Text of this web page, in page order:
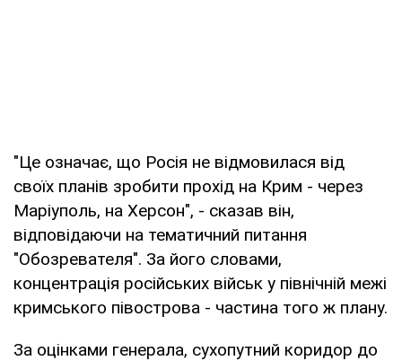
"Це означає, що Росія не відмовилася від
своїх планів зробити прохід на Крим - через
Маріуполь, на Херсон", - сказав він,
відповідаючи на тематичний питання
"Обозревателя". За його словами,
концентрація російських військ у північній межі
кримського півострова - частина того ж плану.
За оцінками генерала, сухопутний коридор до